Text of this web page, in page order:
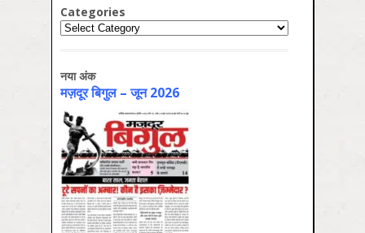
Categories
Categories
नया अंक
मज़दूर बिगुल – जून 2026